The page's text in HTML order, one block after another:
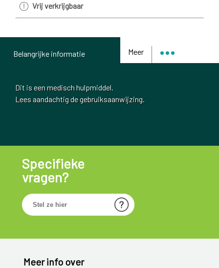
Vrij verkrijgbaar
Meer
Belangrijke informatie
Dit is een medisch hulpmiddel.
Lees aandachtig de gebruiksaanwijzing.
Specifieke
vragen?
Meer info over